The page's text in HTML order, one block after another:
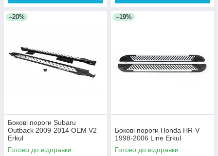
–20%
Бокові пороги Subaru
Outback 2009-2014 OEM V2
Erkul
Готово до відправки
–19%
Бокові пороги Honda HR-V
1998-2006 Line Erkul
Готово до відправки